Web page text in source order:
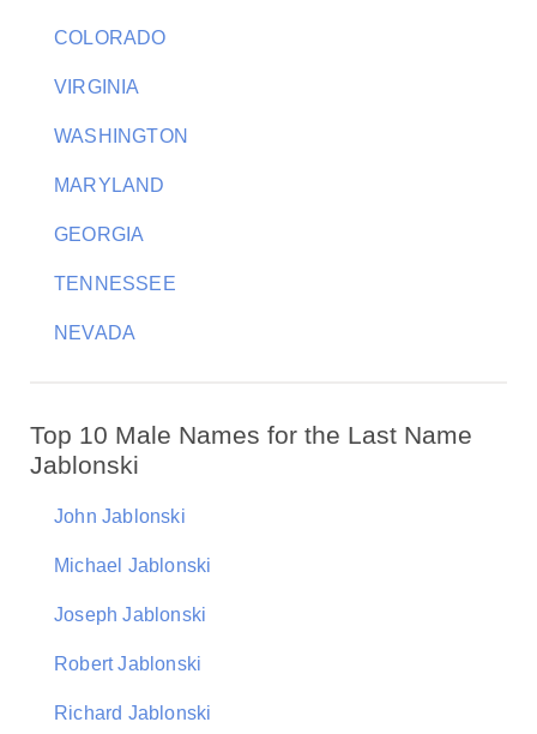
COLORADO
VIRGINIA
WASHINGTON
MARYLAND
GEORGIA
TENNESSEE
NEVADA
Top 10 Male Names for the Last Name
Jablonski
John Jablonski
Michael Jablonski
Joseph Jablonski
Robert Jablonski
Richard Jablonski